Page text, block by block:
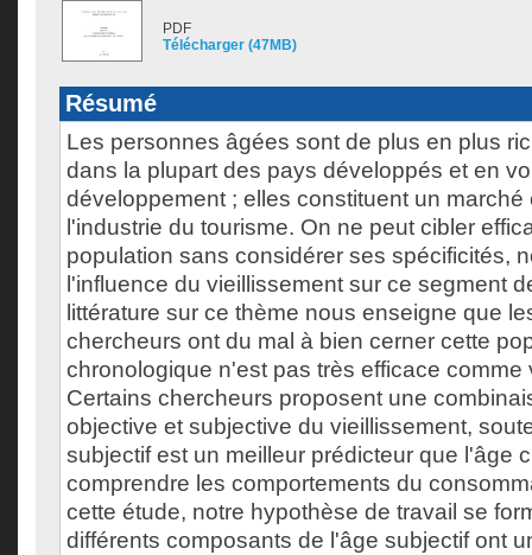
PDF
Télécharger (47MB)
Résumé
Les personnes âgées sont de plus en plus
dans la plupart des pays développés et en
développement ; elles constituent un marché
l'industrie du tourisme. On ne peut cibler
population sans considérer ses spécificités,
l'influence du vieillissement sur ce segment
littérature sur ce thème nous enseigne que
chercheurs ont du mal à bien cerner cette
chronologique n'est pas très efficace comme
Certains chercheurs proposent une
objective et subjective du vieillissement,
subjectif est un meilleur prédicteur que l'âge
comprendre les comportements du
cette étude, notre hypothèse de travail se
différents composants de l'âge subjectif ont